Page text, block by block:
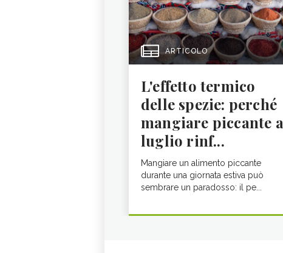
ARTICOLO
L'effetto termico
delle spezie: perché
mangiare piccante a
luglio rinf...
Mangiare un alimento piccante
durante una giornata estiva può
sembrare un paradosso: il pe...